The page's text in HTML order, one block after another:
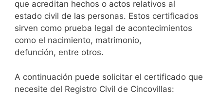
que acreditan hechos o actos relativos al
estado civil de las personas. Estos certificados
sirven como prueba legal de acontecimientos
como el nacimiento, matrimonio,
defunción, entre otros.
A continuación puede solicitar el certificado que
necesite del Registro Civil de Cincovillas: